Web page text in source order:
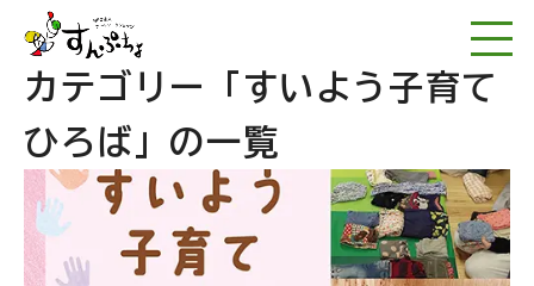
NPO法人アートワー
カテゴリー
「すいよう子育て
ひろば」の一覧